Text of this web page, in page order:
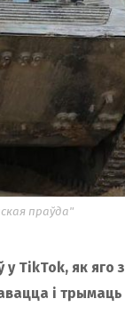
праўда"
TikTok, як яго
і